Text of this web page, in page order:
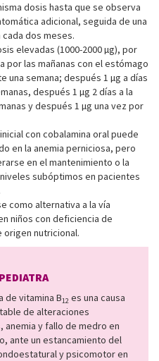
dosis hasta que se observa
adicional, seguida de una
dos meses.
elevadas (1000-2000 µg), por
por las mañanas con el estómago
una semana; después 1 µg a días
después 1 µg 2 días a la
y después 1 µg una vez por
con cobalamina oral puede
en la anemia perniciosa, pero
en el mantenimiento o la
subóptimos en pacientes
como alternativa a la vía
niños con deficiencia de
origen nutricional.
de vitamina B12 es una causa
de alteraciones
anemia y fallo de medro en
ante un estancamiento del
y psicomotor en